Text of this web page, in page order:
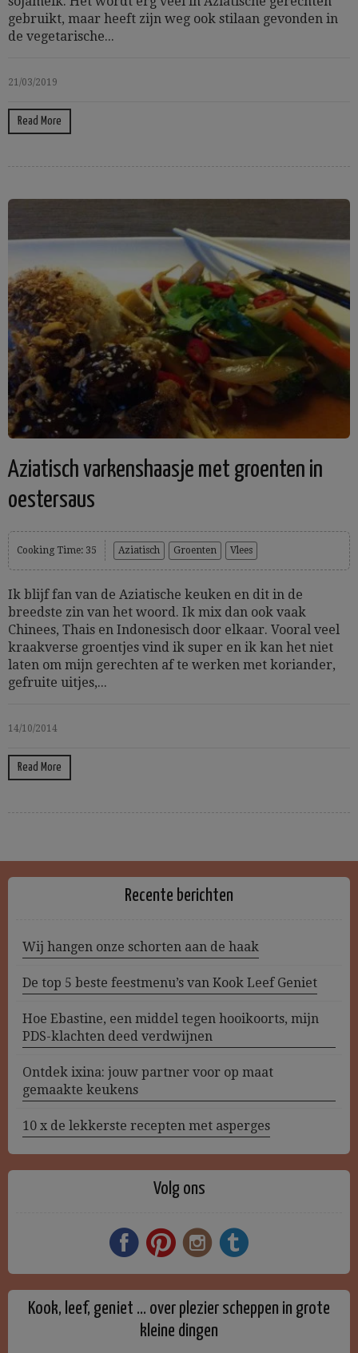
gebruikt, maar heeft zijn weg ook stilaan gevonden in
de vegetarische...
21/03/2019
Read More
Aziatisch varkenshaasje met groenten in
oestersaus
Cooking Time: 35 Aziatisch Groenten Vlees
Ik blijf fan van de Aziatische keuken en dit in de
breedste zin van het woord. Ik mix dan ook vaak
Chinees, Thais en Indonesisch door elkaar. Vooral veel
kraakverse groentjes vind ik super en ik kan het niet
laten om mijn gerechten af te werken met koriander,
gefruite uitjes,...
14/10/2014
Read More
Recente berichten
Wij hangen onze schorten aan de haak
De top 5 beste feestmenu’s van Kook Leef Geniet
Hoe Ebastine, een middel tegen hooikoorts, mijn
PDS-klachten deed verdwijnen
Ontdek ixina: jouw partner voor op maat
gemaakte keukens
10 x de lekkerste recepten met asperges
Volg ons
Kook, leef, geniet … over plezier scheppen in grote
kleine dingen